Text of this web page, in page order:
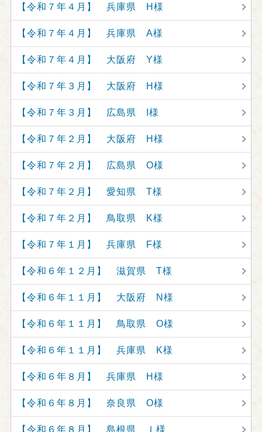
【令和７年４月】 兵庫県 H様
【令和７年４月】 兵庫県 A様
【令和７年４月】 大阪府 Y様
【令和７年３月】 大阪府 H様
【令和７年３月】 広島県 I様
【令和７年２月】 大阪府 H様
【令和７年２月】 広島県 O様
【令和７年２月】 愛知県 T様
【令和７年２月】 鳥取県 K様
【令和７年１月】 兵庫県 F様
【令和６年１２月】 滋賀県 T様
【令和６年１１月】 大阪府 N様
【令和６年１１月】 鳥取県 O様
【令和６年１１月】 兵庫県 K様
【令和６年８月】 兵庫県 H様
【令和６年８月】 奈良県 O様
【令和６年８月】 島根県 Ｉ様